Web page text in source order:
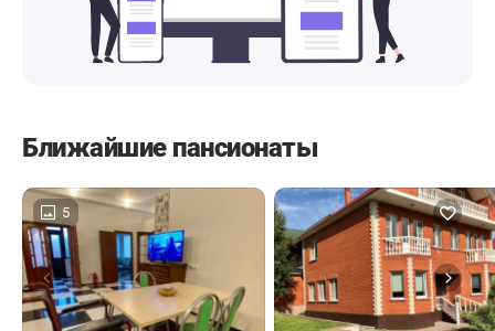
Ближайшие пансионаты
5